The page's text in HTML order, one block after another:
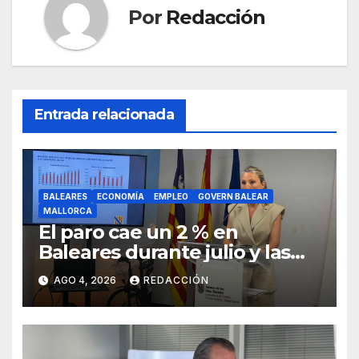
Por Redacción
Entrada relacionada
BALEARES ECONOMÍA EMPLEO
GOVERN BALEAR
MALLORCA
El paro cae un 2 % en
Baleares durante julio y las
islas lideran la contratación
indefinida
AGO 4, 2026 REDACCIÓN